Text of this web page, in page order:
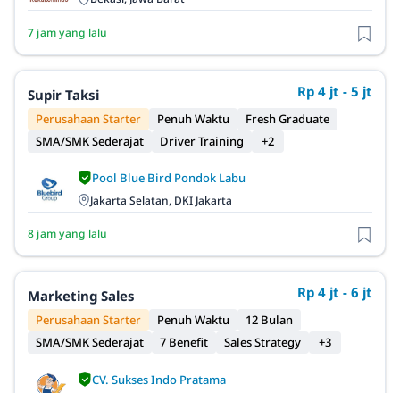
7 jam yang lalu
Supir Taksi Rp 4 jt - 5 jt
Perusahaan Starter Penuh Waktu
Fresh Graduate
SMA/SMK Sederajat
Driver Training +2
Pool Blue Bird Pondok Labu
Jakarta Selatan, DKI Jakarta
8 jam yang lalu
Marketing Sales Rp 4 jt - 6 jt
Perusahaan Starter Penuh Waktu
12 Bulan
SMA/SMK Sederajat
7 Benefit Sales Strategy +3
CV. Sukses Indo Pratama